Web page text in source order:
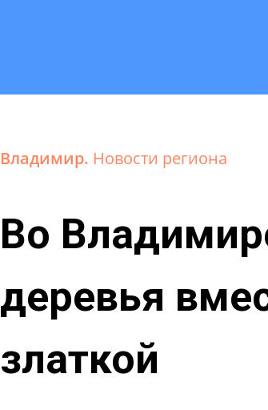
Владимир. Новости региона
Во
деревья
златкой